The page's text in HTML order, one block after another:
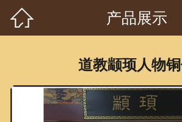
 产品展示
道教颛顼人物